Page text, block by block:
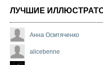
ЛУЧШИЕ
Анна Осмтяченко
alicebenne